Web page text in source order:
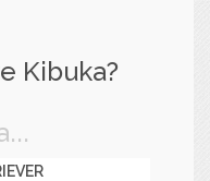
Kibuka?